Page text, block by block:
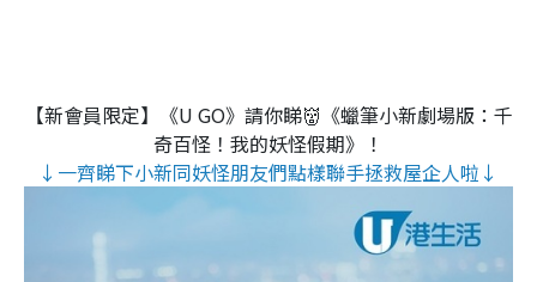
【新會員限定】《U GO》請你睇👹《蠟筆小新劇場版：千
奇百怪！我的妖怪假期》！
↓一齊睇下小新同妖怪朋友們點樣聯手拯救屋企人啦↓